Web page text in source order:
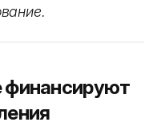
финансируют